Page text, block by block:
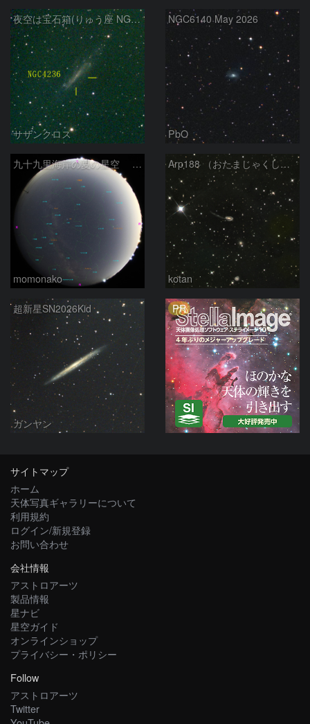
夜空は宝石箱(りゅう座 NGC4236) Seestar50
サザンクロス
NGC6140 May 2026
PbO
九十九里海岸の夏の星空 260518
momonako
Arp188 （おたまじゃくし銀河 りゅう座）
kotan
超新星SN2026Kid
ガンヤン
PR
サイトマップ
ホーム
天体写真ギャラリーについて
利用規約
ログイン/新規登録
お問い合わせ
会社情報
アストロアーツ
製品情報
星ナビ
星空ガイド
オンラインショップ
プライバシー・ポリシー
Follow
アストロアーツ
Twitter